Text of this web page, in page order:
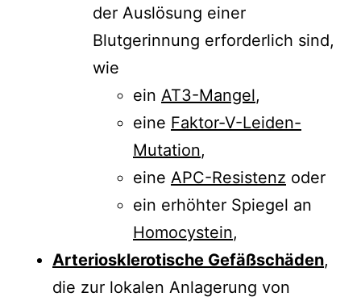
der Auslösung einer
Blutgerinnung erforderlich sind,
wie
ein AT3-Mangel,
eine Faktor-V-Leiden-
Mutation,
eine APC-Resistenz oder
ein erhöhter Spiegel an
Homocystein,
Arteriosklerotische Gefäßschäden,
die zur lokalen Anlagerung von